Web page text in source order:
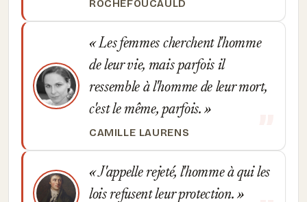
ROCHEFOUCAULD
Les femmes cherchent l'homme
de leur vie, mais parfois il
ressemble à l'homme de leur mort,
c'est le même, parfois.
CAMILLE LAURENS
J'appelle rejeté, l'homme à qui les
lois refusent leur protection.